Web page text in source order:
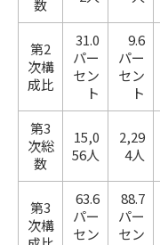
数
第2
次構
成比
31.0
パー
セン
ト
9.6
パー
セン
ト
第3
次総
数
15,0
56人
2,29
4人
第3
次構
63.6
パー
セン
88.7
パー
セン